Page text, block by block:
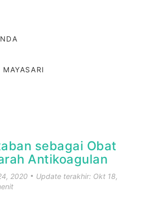
sebagai Obat
Antikoagulan
2020
Update terakhir: Okt 18,